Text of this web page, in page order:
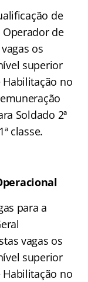
de
de
os
superior
no
Soldado 2ª
classe.
para a
vagas os
superior
no